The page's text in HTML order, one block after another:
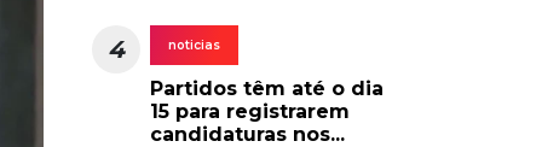
4 noticias
Partidos têm até o dia
15 para registrarem
candidaturas nos...